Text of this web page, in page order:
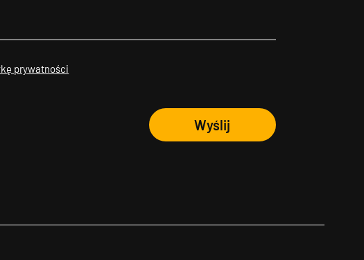
prywatności
Wyślij